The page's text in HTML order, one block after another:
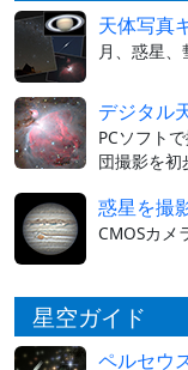
天体写真
月、惑星
デジタル
PCソフト
団撮影を
惑星を撮
CMOSカメ
星空ガイド
ペルセウ